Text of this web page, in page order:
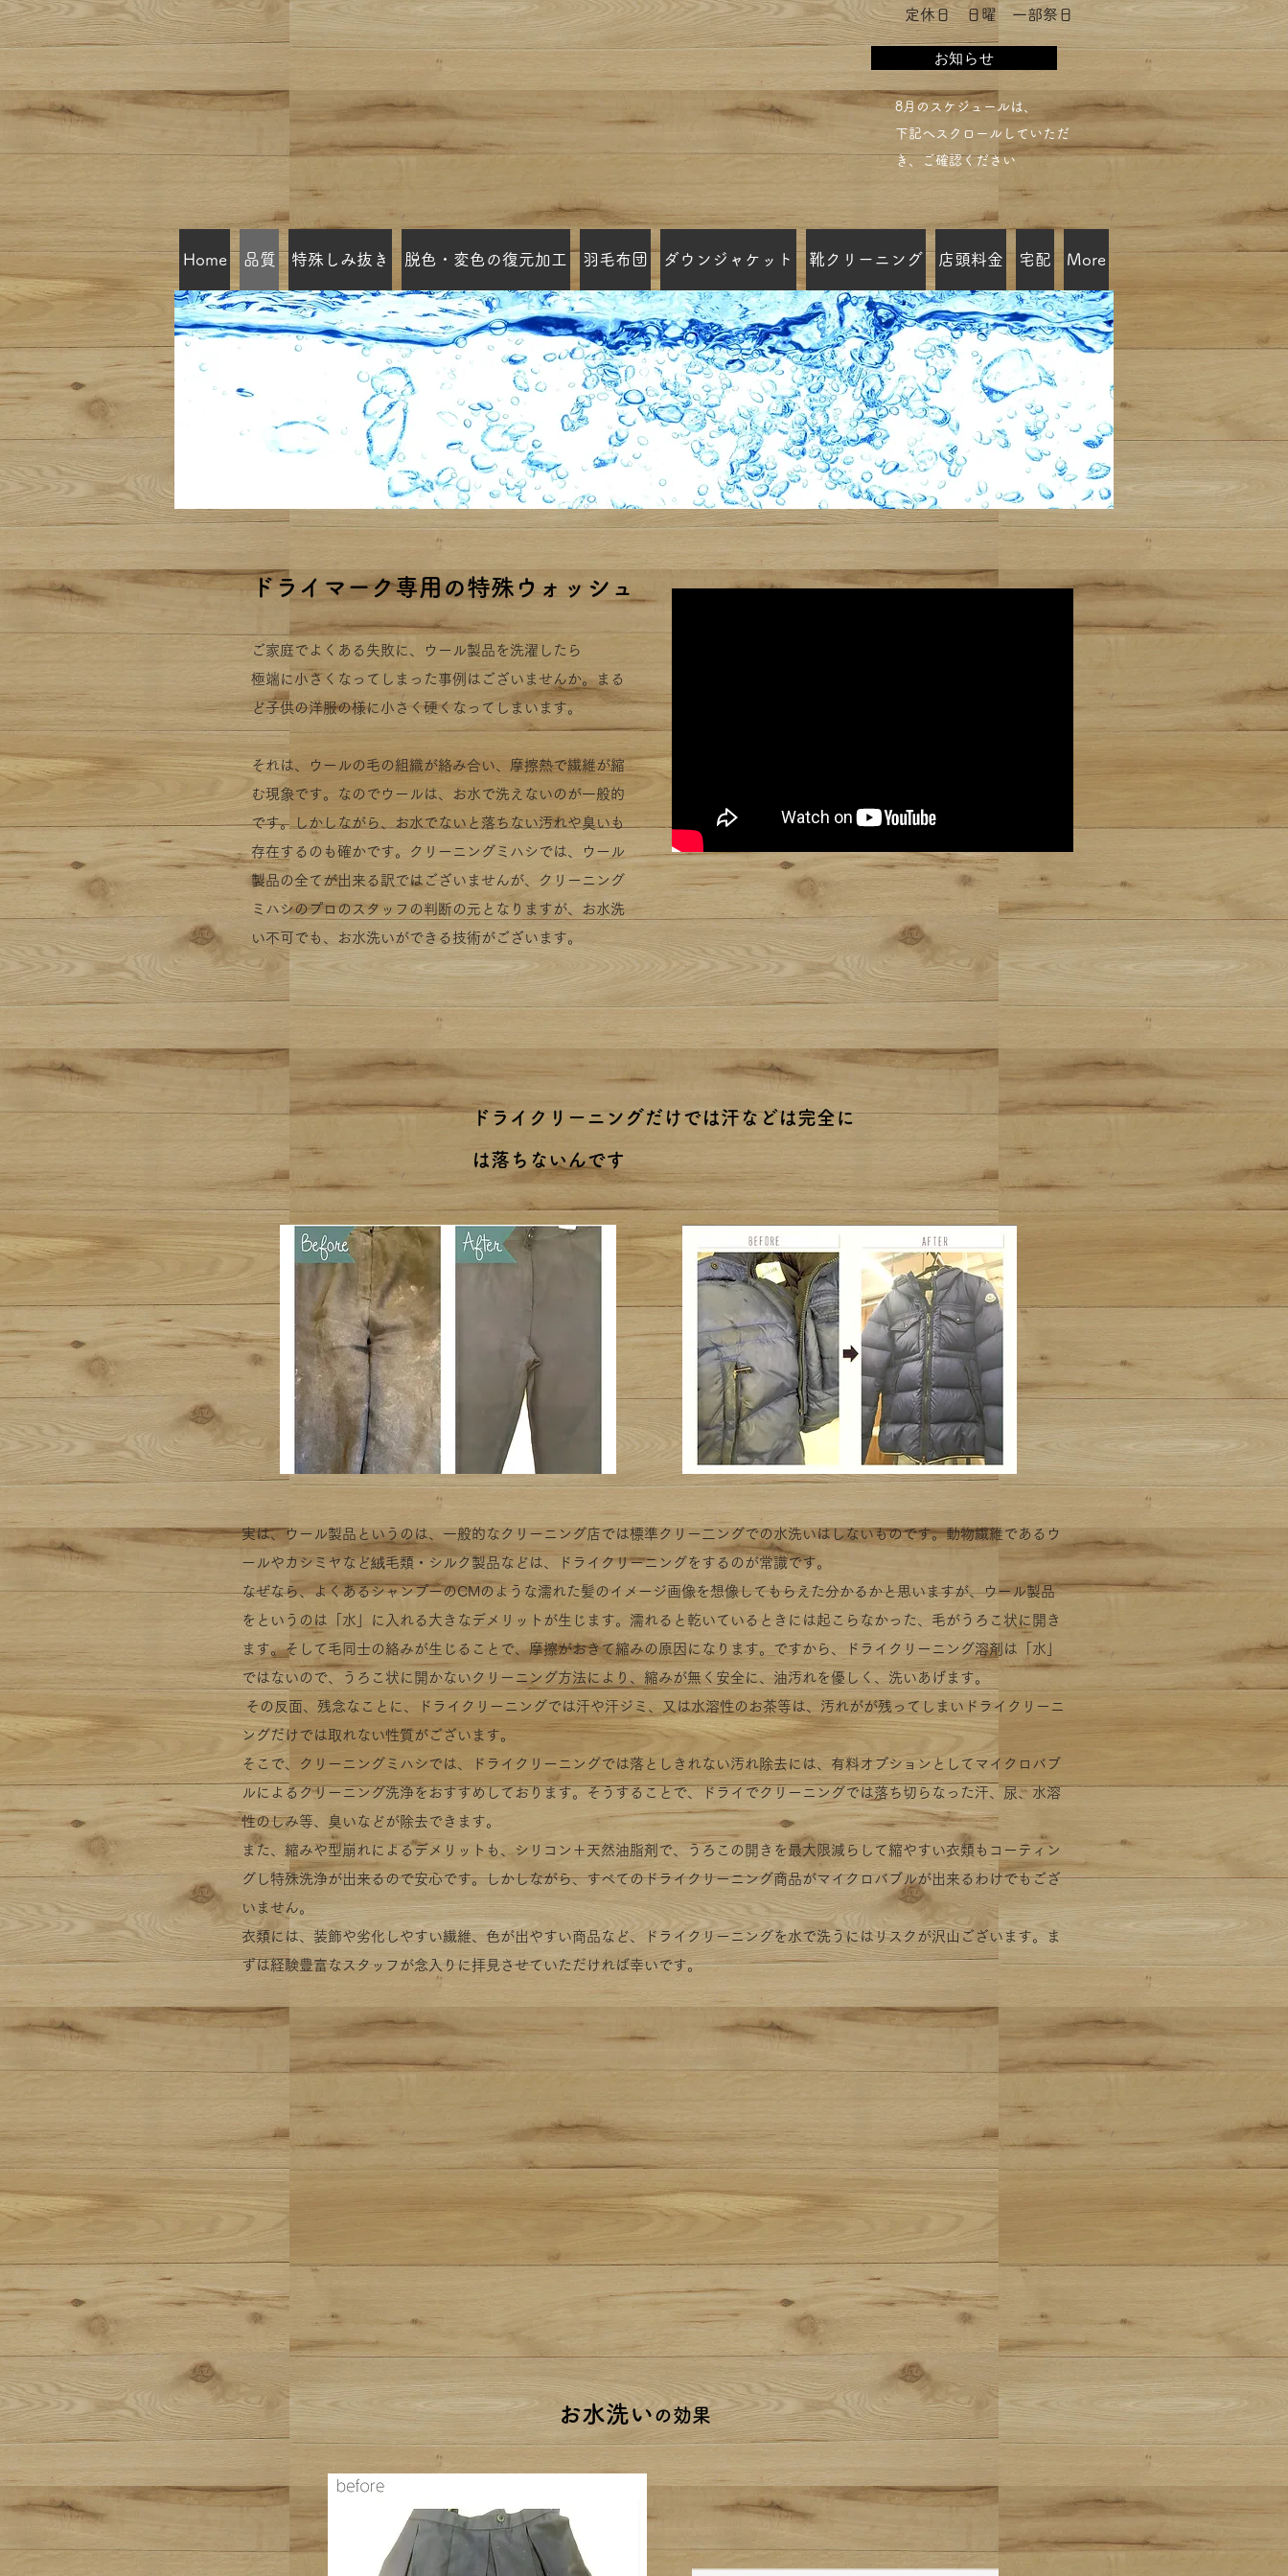
​定休日 日曜 一部祭日
お知らせ
​8月のスケジュールは、
下記へスクロールしていただ
き、ご確認ください​
Home 品質 特殊しみ抜き 脱色・変色の復元加工 羽毛布団 ダウンジャケット 靴クリーニング 店頭料金 宅配 More
​ドライマーク専用の特殊ウォッシュ
ご家庭でよくある失敗に、ウール製品を洗濯したら
極端に小さくなってしまった事例はございませんか。まる
ど子供の洋服の様に小さく硬くなってしまいます。
それは、ウールの毛の組織が絡み合い、摩擦熱で繊維が縮
む現象です。なのでウールは、お水で洗えないのが一般的
です。しかしながら、お水でないと落ちない汚れや臭いも
存在するのも確かです。クリーニングミハシでは、ウール
製品の全てが出来る訳ではございませんが、クリーニング
ミハシのプロのスタッフの判断の元となりますが、お水洗
い不可でも、お水洗いができる技術がございます。
ドライクリーニングだけでは汗などは完全に
は落ちないんです
実は、ウール製品というのは、 一般的なクリーニング店では標準クリー二ングでの水洗いはしないものです。動物繊維であるウ
ールやカシミヤなど絨毛類・シルク製品などは、ドライクリーニングをするのが常識です。
なぜなら、よくあるシャンプーのCMのような濡れた髪のイメージ画像を想像してもらえた分かるかと思いますが、ウール製品
をというのは「水」に入れる大きなデメリットが生じます。濡れると乾いているときには起こらなかった、 毛がうろこ状に開き
ます。そして毛同士の絡みが生じることで、摩擦がおきて縮みの原因になります。ですから、ドライクリーニング溶剤は「水」
ではないので、うろこ状に開かないクリーニング方法により、縮みが無く安全に、油汚れを優しく、洗いあげます。
その反面、残念なことに、ドライクリーニングでは汗や汗ジミ、又は水溶性のお茶等は、汚れがが残ってしまいドライクリーニ
ングだけでは取れない性質がございます。
そこで、クリーニングミハシでは、ドライクリーニング では落としきれない汚れ除去には、有料オプションとしてマイクロバブ
ルによるクリーニング洗浄をおすすめしております。そうすることで、ドライでクリーニングでは落ち切らなった汗、尿、水溶
性のしみ等、臭いなどが除去できます。
また、縮みや型崩れによるデメリットも、シリコン＋天然油脂剤で、うろこの開きを最大限減らして 縮やすい衣類もコーティン
グし特殊洗浄が出来るので安心です。しかしながら、すべてのドライクリーニング商品がマイクロバブルが出来るわけでもござ
いません。
衣類には、装飾や劣化しやすい繊維、色が出やすい商品など、ドライクリーニングを水で洗うにはリスクが沢山ございます。ま
ずは経験豊富なスタッフが念入りに拝見させていただければ幸いです。
​お水洗い の効果